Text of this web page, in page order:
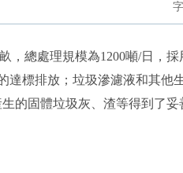
總處理規模為1200噸/日，採
標排放；垃圾滲濾液和其他
的固體垃圾灰、渣等得到了妥